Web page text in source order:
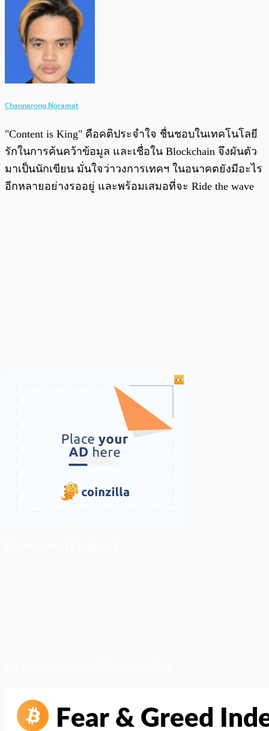
Channarong Noramat
"Content is King" คือคติประจำใจ ชื่นชอบในเทคโนโลยี
รักในการค้นคว้าข้อมูล และเชื่อใน Blockchain จึงผันตัว
มาเป็นนักเขียน มั่นใจว่าวงการเทคฯ ในอนาคตยังมีอะไร
อีกหลายอย่างรออยู่ และพร้อมเสมอที่จะ Ride the wave